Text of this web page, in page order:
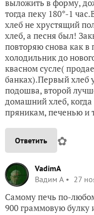
выложить в форму,
тогда пеку 180*-1
хлеб не хрустящий
хлеб, а песня был!
повторяю снова как
холодильник до
квасном сусле(
банках).Первый хлеб
подошва, второй
домашний хлеб, когда
пряникам, печенью и
Ответить ✿
VadimA
Вадим А
27
Самому печь по-
900 граммовую булку